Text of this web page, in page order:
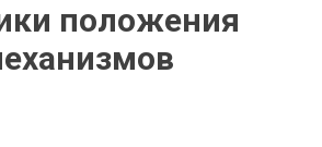
положения